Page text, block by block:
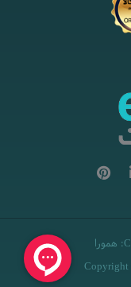
: همورا
Copyright